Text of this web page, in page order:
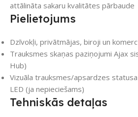
attālināta sakaru kvalitātes pārbaude
Pielietojums
Dzīvokļi, privātmājas, biroji un
Trauksmes skaņas paziņojumi Ajax
Hub)
Vizuāla trauksmes/apsardzes
LED (ja nepieciešams)
Tehniskās detaļas